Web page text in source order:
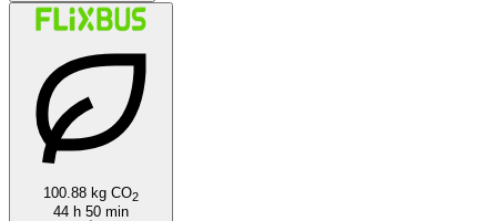
100.88 kg CO2
44 h 50 min